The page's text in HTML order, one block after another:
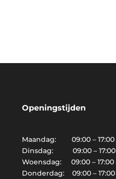
Openingstijden
Maandag: 09:00 – 17:00
Dinsdag: 09:00 – 17:00
Woensdag: 09:00 – 17:00
Donderdag: 09:00 – 17:00